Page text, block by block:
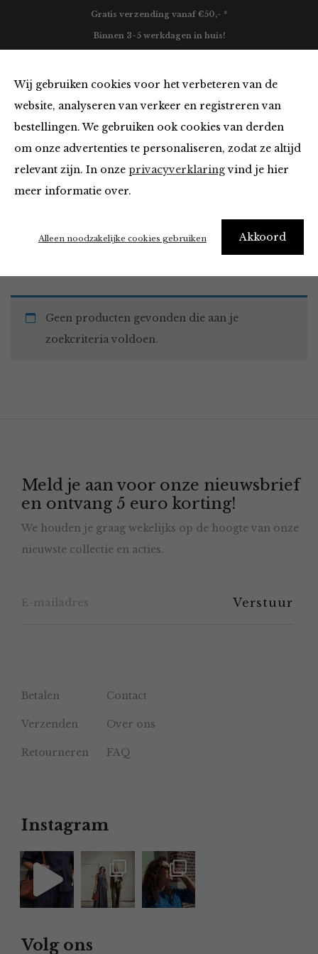
Wij gebruiken cookies voor het verbeteren van de
website, analyseren van verkeer en registreren van
bestellingen. We gebruiken ook cookies van derden
om onze advertenties te personaliseren, zodat ze altijd
relevant zijn. In onze privacyverklaringvind je hier
meer informatie over.
Akkoord
Alleen noodzakelijke cookies gebruiken
Gratis verzending vanaf €50,- *
Binnen 3-5 werkdagen in huis!
Blazers & Jassen
Home Winkel Kleding Blazers & Jassen
Geen producten gevonden die aan je
zoekcriteria voldoen.
Meld je aan voor onze nieuwsbrief
en ontvang 5 euro korting!
We houden je graag wekelijks op de hoogte van onze
nieuwste collectie en acties.
Betalen Contact
Verzenden Over ons
Retourneren FAQ
Instagram
Volg ons